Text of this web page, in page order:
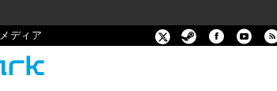
ディア